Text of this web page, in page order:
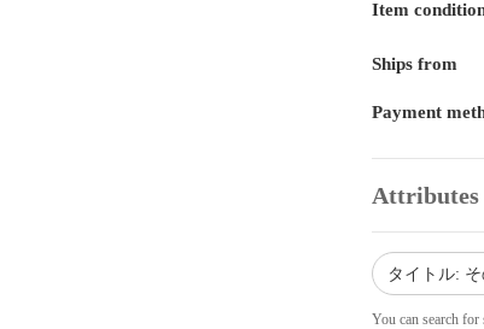
Item
Ships from
Payment
Attributes
タイトル:
You can search for